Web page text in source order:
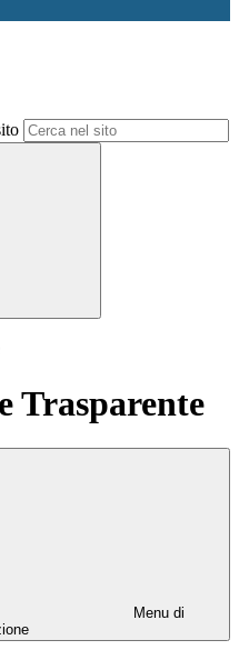
Trasparente
Menu di